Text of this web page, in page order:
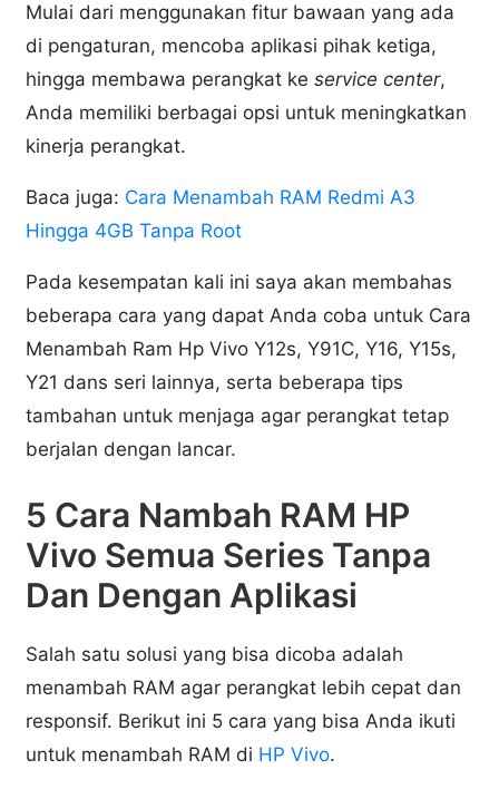
Mulai dari menggunakan fitur bawaan yang ada
di pengaturan, mencoba aplikasi pihak ketiga,
hingga membawa perangkat keservice center,
Anda memiliki berbagai opsi untuk meningkatkan
kinerja perangkat.
Baca juga: Cara Menambah RAM Redmi A3
Hingga 4GB Tanpa Root
Pada kesempatan kali ini saya akan membahas
beberapa cara yang dapat Anda coba untuk Cara
Menambah Ram Hp Vivo Y12s, Y91C, Y16, Y15s,
Y21 dans seri lainnya, serta beberapa tips
tambahan untuk menjaga agar perangkat tetap
berjalan dengan lancar.
5 Cara Nambah RAM HP
Vivo Semua Series Tanpa
Dan Dengan Aplikasi
Salah satu solusi yang bisa dicoba adalah
menambah RAM agar perangkat lebih cepat dan
responsif. Berikut ini 5 cara yang bisa Anda ikuti
untuk menambah RAM di HP Vivo.